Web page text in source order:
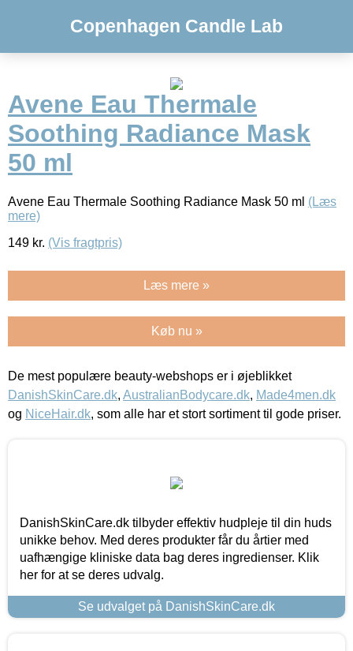
Copenhagen Candle Lab
Avene Eau Thermale
Soothing Radiance Mask
50 ml
Avene Eau Thermale Soothing Radiance Mask 50 ml (Læs
mere)
149 kr. (Vis fragtpris)
Læs mere »
Køb nu »
De mest populære beauty-webshops er i øjeblikket
DanishSkinCare.dk, AustralianBodycare.dk, Made4men.dk
og NiceHair.dk, som alle har et stort sortiment til gode priser.
DanishSkinCare.dk tilbyder effektiv hudpleje til din huds
unikke behov. Med deres produkter får du årtier med
uafhængige kliniske data bag deres ingredienser. Klik
her for at se deres udvalg.
Se udvalget på DanishSkinCare.dk